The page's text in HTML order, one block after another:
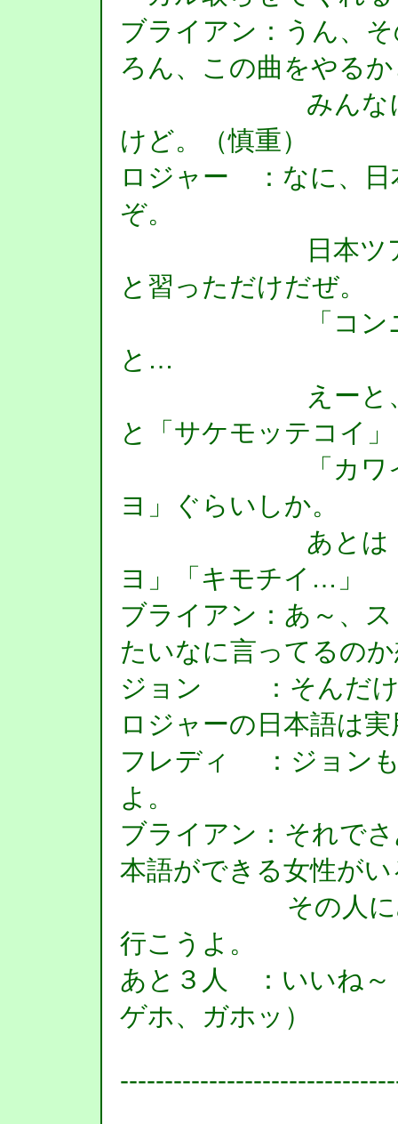
ブライアン：うん、
ろん、この曲をやる
みんなに聴い
けど。（慎重）
ロジャー ：なに、日
ぞ。
日本ツアーに
と習っただけだぜ。
「コンニチワ
と…
えーと、あと
と「サケモッテコイ
「カワイイネ
ヨ」ぐらいしか。
あとは「イイ
ヨ」「キモチイ…」
ブライアン：あ～、
たいなに言ってるの
ジョン ：そんだけ
ロジャーの日本語は
フレディ ：ジョン
よ。
ブライアン：それで
本語ができる女性が
その人にみん
行こうよ。
あと３人 ：いいね
ゲホ、ガホッ）